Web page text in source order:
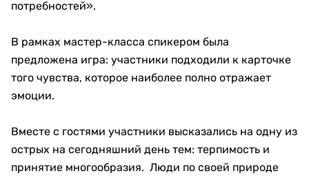
потребностей».
В рамках мастер-класса спикером была
предложена игра: участники подходили к карточке
того чувства, которое наиболее полно отражает
эмоции.
Вместе с гостями участники высказались на одну из
острых на сегодняшний день тем: терпимость и
принятие многообразия. Люди по своей природе